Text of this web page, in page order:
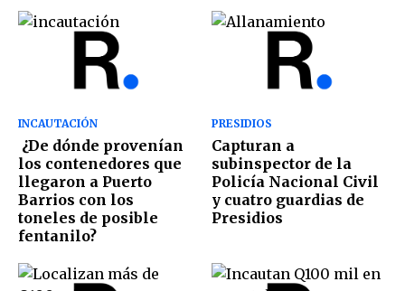
INCAUTACIÓN
¿De dónde provenían
los contenedores que
llegaron a Puerto
Barrios con los
toneles de posible
fentanilo?
PRESIDIOS
Capturan a
subinspector de la
Policía Nacional Civil
y cuatro guardias de
Presidios